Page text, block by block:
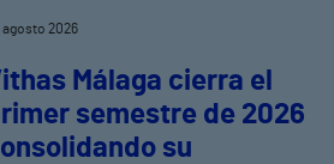
agosto 2026
Málaga cierra el
semestre de 2026
su